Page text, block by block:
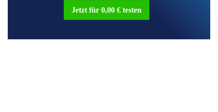
Jetzt für 0,00 € testen